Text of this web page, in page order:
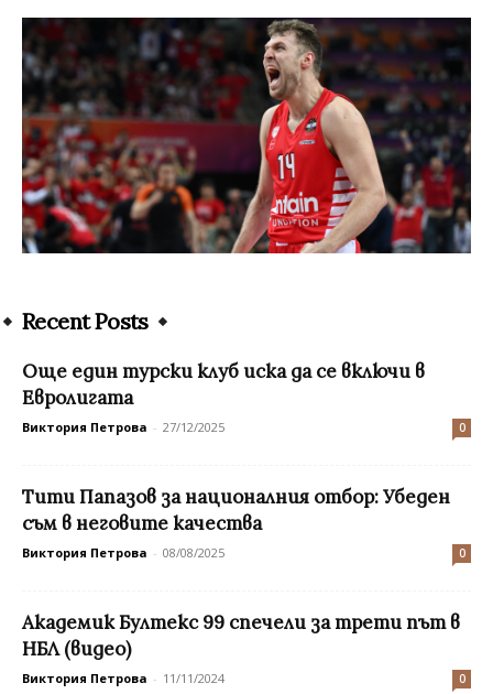
Recent Posts
Още един турски клуб иска да се включи в
Евролигата
Виктория Петрова - 27/12/2025 0
Тити Папазов за националния отбор: Убеден
съм в неговите качества
Виктория Петрова - 08/08/2025 0
Академик Бултекс 99 спечели за трети път в
НБЛ (видео)
Виктория Петрова - 11/11/2024 0